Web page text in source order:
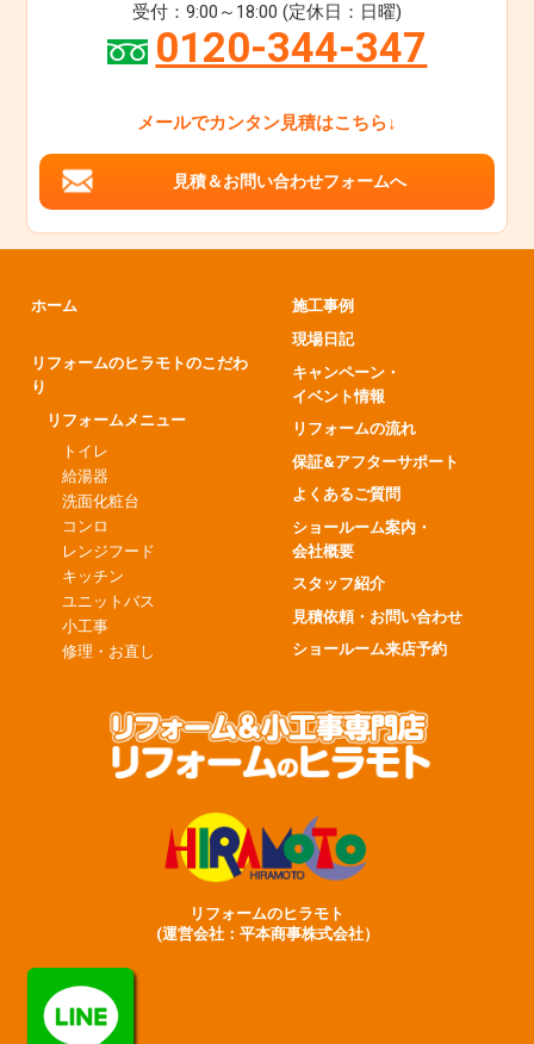
受付：9:00～18:00 (定休日：日曜)
0120-344-347
メールでカンタン見積はこちら↓
見積＆お問い合わせフォームへ
ホーム
リフォームのヒラモトのこだわ
り
リフォームメニュー
トイレ
給湯器
洗面化粧台
コンロ
レンジフード
キッチン
ユニットバス
小工事
修理・お直し
施工事例
現場日記
キャンペーン・
イベント情報
リフォームの流れ
保証&アフターサポート
よくあるご質問
ショールーム案内・
会社概要
スタッフ紹介
見積依頼・お問い合わせ
ショールーム来店予約
リフォームのヒラモト
(運営会社：平本商事株式会社）